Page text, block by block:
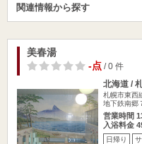
関連情報から探す
美春湯
-点/ 0 件
北海道 /
札幌市東西
地下鉄南郷
営業時間
入浴料金
日帰り